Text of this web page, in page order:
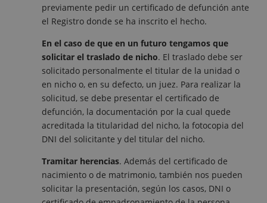
previamente pedir un certificado de defunción ante
el Registro donde se ha inscrito el hecho.
En el caso de que en un futuro tengamos que
solicitar el traslado de nicho. El traslado debe ser
solicitado personalmente el titular de la unidad o
en nicho o, en su defecto, un juez. Para realizar la
solicitud, se debe presentar el certificado de
defunción, la documentación por la cual quede
acreditada la titularidad del nicho, la fotocopia del
DNI del solicitante y del titular del nicho.
Tramitar herencias. Además del certificado de
nacimiento o de matrimonio, también nos pueden
solicitar la presentación, según los casos, DNI o